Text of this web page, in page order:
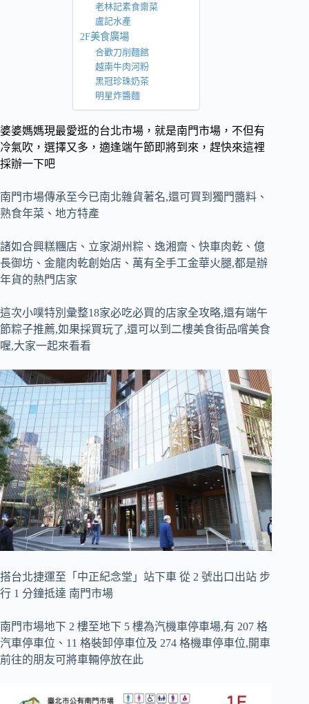
老林記素食齋菜
盧記水產
2F美食廣場
合歡刀削麵館
越南牛肉河粉
黑冠珍珠奶茶
明星炸醬麵
婆婆媽媽現最愛逛的台北市場，就是南門市場，不但有
冷氣吹，選擇又多，適逢端午節即將到來，趕快來這裡
採辦一下吧
南門市場傳承至今已南北雜貨著名,還可買到獨門醬料、
熟食年菜、地方特產
諸如合興糕糰店、立家湖州粽、逸湘齋、快車肉乾、億
長御坊、金龍肉乾創始店、萬有全手工金華火腿,都是辦
年貨的熱門店家
這次小噗特別彙整18家必吃必買的店家全攻略,還有端午
節粽子推薦,如果採買玩了,還可以到二樓美食街品嚐美食
喔,大家一起來看看
搭台北捷運至「中正紀念堂」站下車 從 2 號出口出站 步
行 1 分鐘抵達 南門市場
南門市場地下 2 樓至地下 5 樓為汽機車停車場,有 207 格
汽車停車位、 11 格裝卸停車位及 274 格機車停車位,開車
前往的朋友可將車輛停放在此